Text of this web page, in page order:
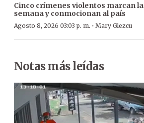
Cinco crímenes violentos marcan la
semana y conmocionan al país
Agosto 8, 2026 03:03 p. m. · Mary Glezcu
Notas más leídas